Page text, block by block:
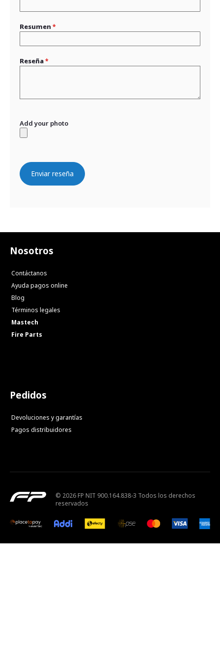
Resumen
Reseña
Add your photo
Enviar reseña
Nosotros
Contáctanos
Ayuda pagos online
Blog
Términos legales
Mastech
Fire Parts
Pedidos
Devoluciones y garantías
Pagos distribuidores
© 2026 FP NIT 900.164.838-3 Todos los derechos
reservados